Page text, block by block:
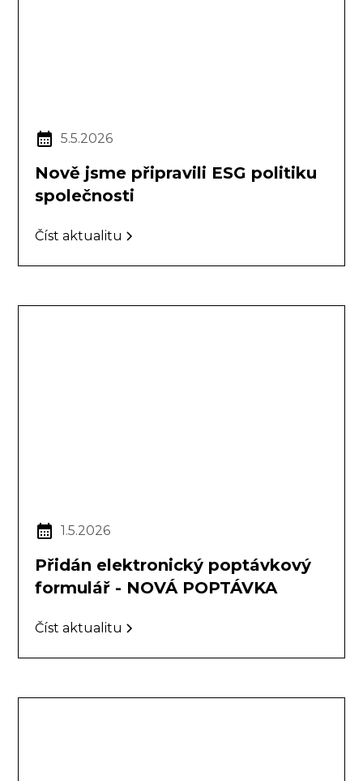
5.5.2026
Nově jsme připravili ESG politiku
společnosti
Číst aktualitu
1.5.2026
Přidán elektronický poptávkový
formulář - NOVÁ POPTÁVKA
Číst aktualitu